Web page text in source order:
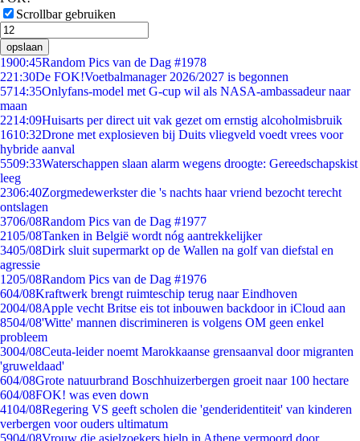
Scrollbar gebruiken
opslaan
1900:45Random Pics van de Dag #1978
221:30De FOK!Voetbalmanager 2026/2027 is begonnen
5714:35Onlyfans-model met G-cup wil als NASA-ambassadeur naar
maan
2214:09Huisarts per direct uit vak gezet om ernstig alcoholmisbruik
1610:32Drone met explosieven bij Duits vliegveld voedt vrees voor
hybride aanval
5509:33Waterschappen slaan alarm wegens droogte: Gereedschapskist
leeg
2306:40Zorgmedewerkster die 's nachts haar vriend bezocht terecht
ontslagen
3706/08Random Pics van de Dag #1977
2105/08Tanken in België wordt nóg aantrekkelijker
3405/08Dirk sluit supermarkt op de Wallen na golf van diefstal en
agressie
1205/08Random Pics van de Dag #1976
604/08Kraftwerk brengt ruimteschip terug naar Eindhoven
2004/08Apple vecht Britse eis tot inbouwen backdoor in iCloud aan
8504/08'Witte' mannen discrimineren is volgens OM geen enkel
probleem
3004/08Ceuta-leider noemt Marokkaanse grensaanval door migranten
'gruweldaad'
604/08Grote natuurbrand Boschhuizerbergen groeit naar 100 hectare
604/08FOK! was even down
4104/08Regering VS geeft scholen die 'genderidentiteit' van kinderen
verbergen voor ouders ultimatum
5904/08Vrouw die asielzoekers hielp in Athene vermoord door